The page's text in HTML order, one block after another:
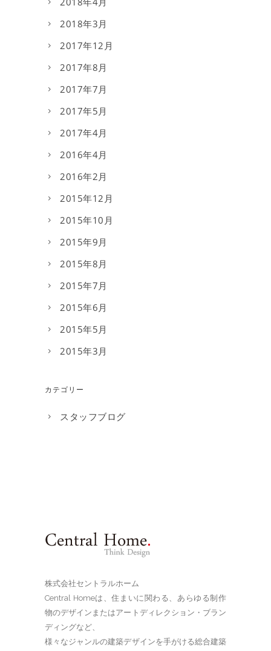
2018年3月
2017年12月
2017年8月
2017年7月
2017年5月
2017年4月
2016年4月
2016年2月
2015年12月
2015年10月
2015年9月
2015年8月
2015年7月
2015年6月
2015年5月
2015年3月
カテゴリー
スタッフブログ
株式会社セントラルホーム
Central Homeは、住まいに関わる、あらゆる制作
物のデザインまたはアートディレクション・ブラン
ディングなど、
様々なジャンルの建築デザインを手がける総合建築